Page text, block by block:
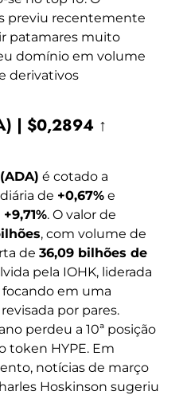
previu recentemente
patamares muito
domínio em volume
derivativos
| $0,2894 ↑
é cotado a
de +0,67% e
+9,71%. O valor de
, com volume de
de 36,09 bilhões de
pela IOHK, liderada
focando em uma
por pares.
perdeu a 10ª posição
token HYPE. Em
notícias de março
Hoskinson sugeriu